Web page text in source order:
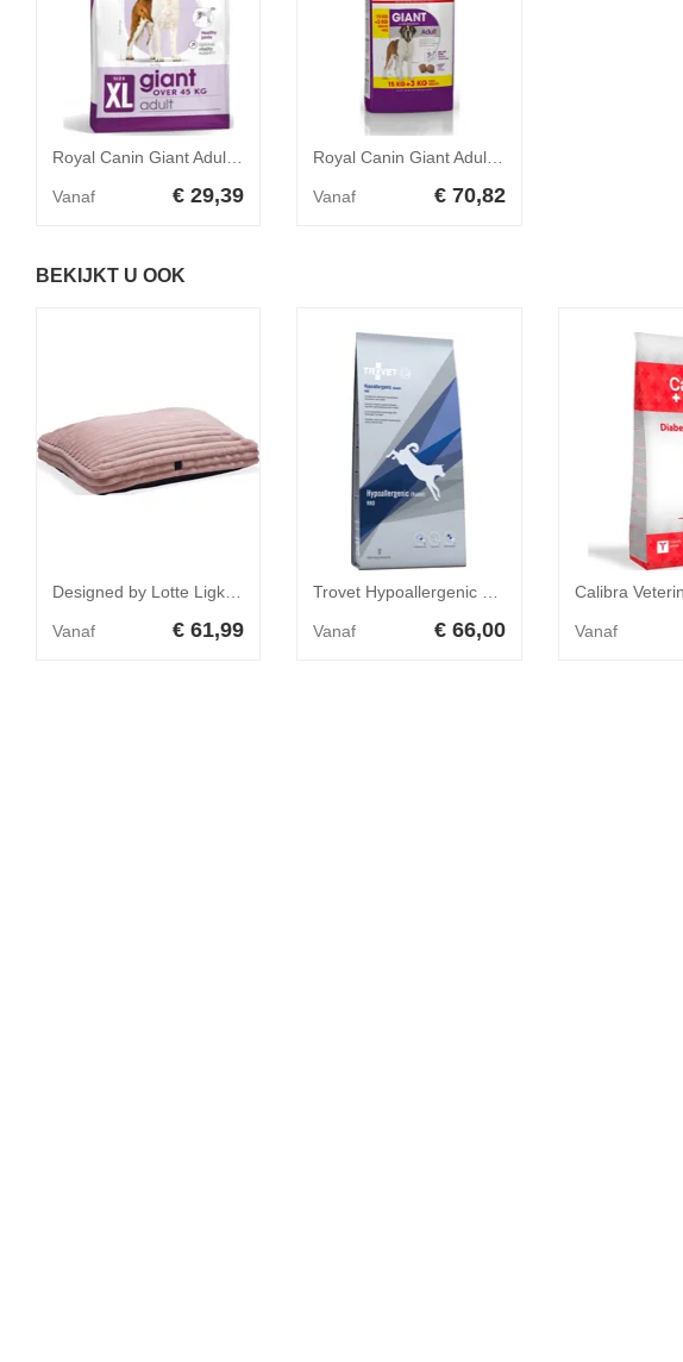
Royal Canin Giant Adult 4 kg
Vanaf € 29,39 Vanaf € 70,82
BEKIJKT U OOK
Designed by Lotte Ligkussen Reza Roze 100 x 70 cm
Vanaf € 61,99 Vanaf € 66,00 Vanaf